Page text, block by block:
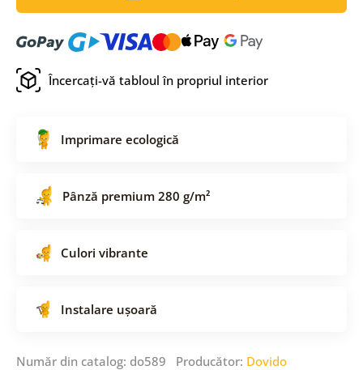
Încercați-vă tabloul în propriul interior
Imprimare ecologică
Pânză premium 280 g/m²
Culori vibrante
Instalare ușoară
Număr din catalog: do589 Producător: Dovido